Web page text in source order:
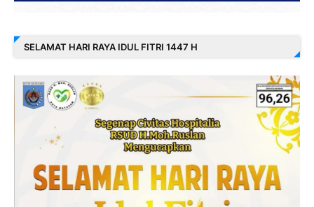
SELAMAT HARI RAYA IDUL FITRI 1447 H